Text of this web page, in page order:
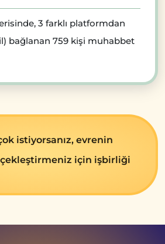
3 farklı platformdan
bağlanan 759 kişi muhabbet
istiyorsanız, evrenin
için işbirliği